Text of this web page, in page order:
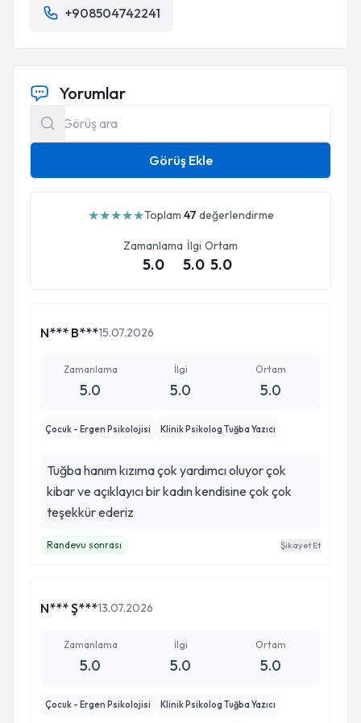
+908504742241
Yorumlar
Görüş Ekle
★★★★★Toplam 47 değerlendirme
Zamanlama
5.0
İlgi
5.0
Ortam
5.0
N*** B***15.07.2026
Zamanlama
5.0
İlgi
5.0
Ortam
5.0
Çocuk - Ergen Psikolojisi Klinik Psikolog Tuğba Yazıcı
Tuğba hanım kızıma çok yardımcı oluyor çok
kibar ve açıklayıcı bir kadın kendisine çok çok
teşekkür ederiz
Randevu sonrası Şikayet Et
N*** Ş***13.07.2026
Zamanlama
5.0
İlgi
5.0
Ortam
5.0
Çocuk - Ergen Psikolojisi Klinik Psikolog Tuğba Yazıcı